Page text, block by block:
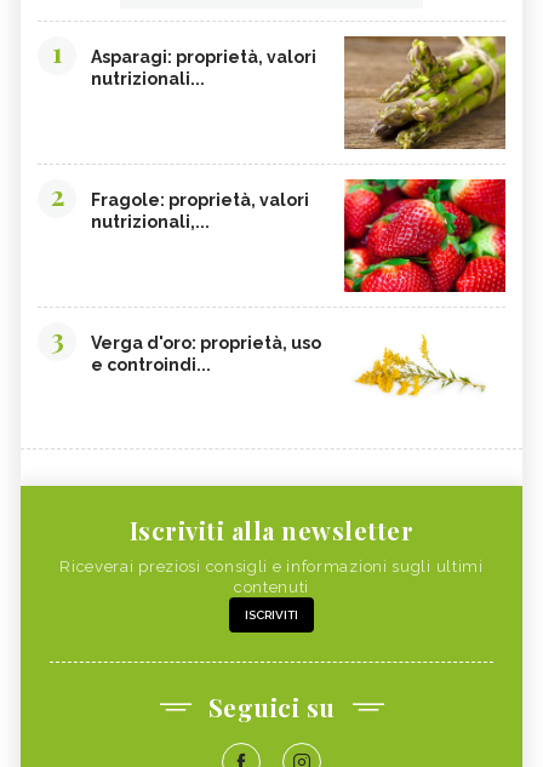
1
Asparagi: proprietà, valori
nutrizionali...
2
Fragole: proprietà, valori
nutrizionali,...
3
Verga d'oro: proprietà, uso
e controindi...
Iscriviti alla newsletter
Riceverai preziosi consigli e informazioni sugli ultimi
contenuti
ISCRIVITI
Seguici su